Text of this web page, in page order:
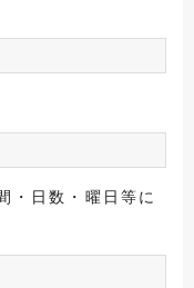
日数・曜日等に